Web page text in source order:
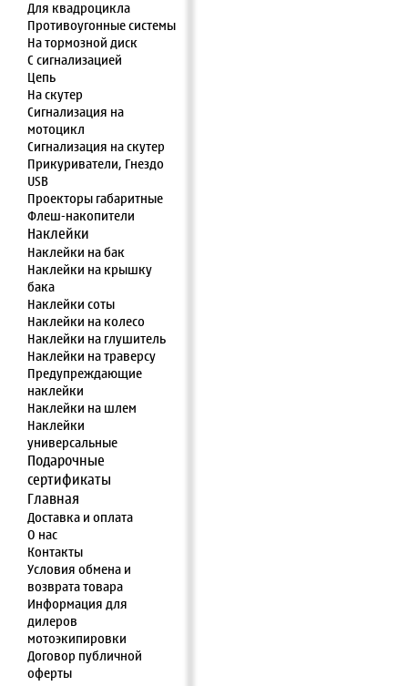
Для квадроцикла
Противоугонные системы
На тормозной диск
С сигнализацией
Цепь
На скутер
Сигнализация на
мотоцикл
Сигнализация на скутер
Прикуриватели, Гнездо
USB
Проекторы габаритные
Флеш-накопители
Наклейки
Наклейки на бак
Наклейки на крышку
бака
Наклейки соты
Наклейки на колесо
Наклейки на глушитель
Наклейки на траверсу
Предупреждающие
наклейки
Наклейки на шлем
Наклейки
универсальные
Подарочные
сертификаты
Главная
Доставка и оплата
О нас
Контакты
Условия обмена и
возврата товара
Информация для
дилеров
мотоэкипировки
Договор публичной
оферты